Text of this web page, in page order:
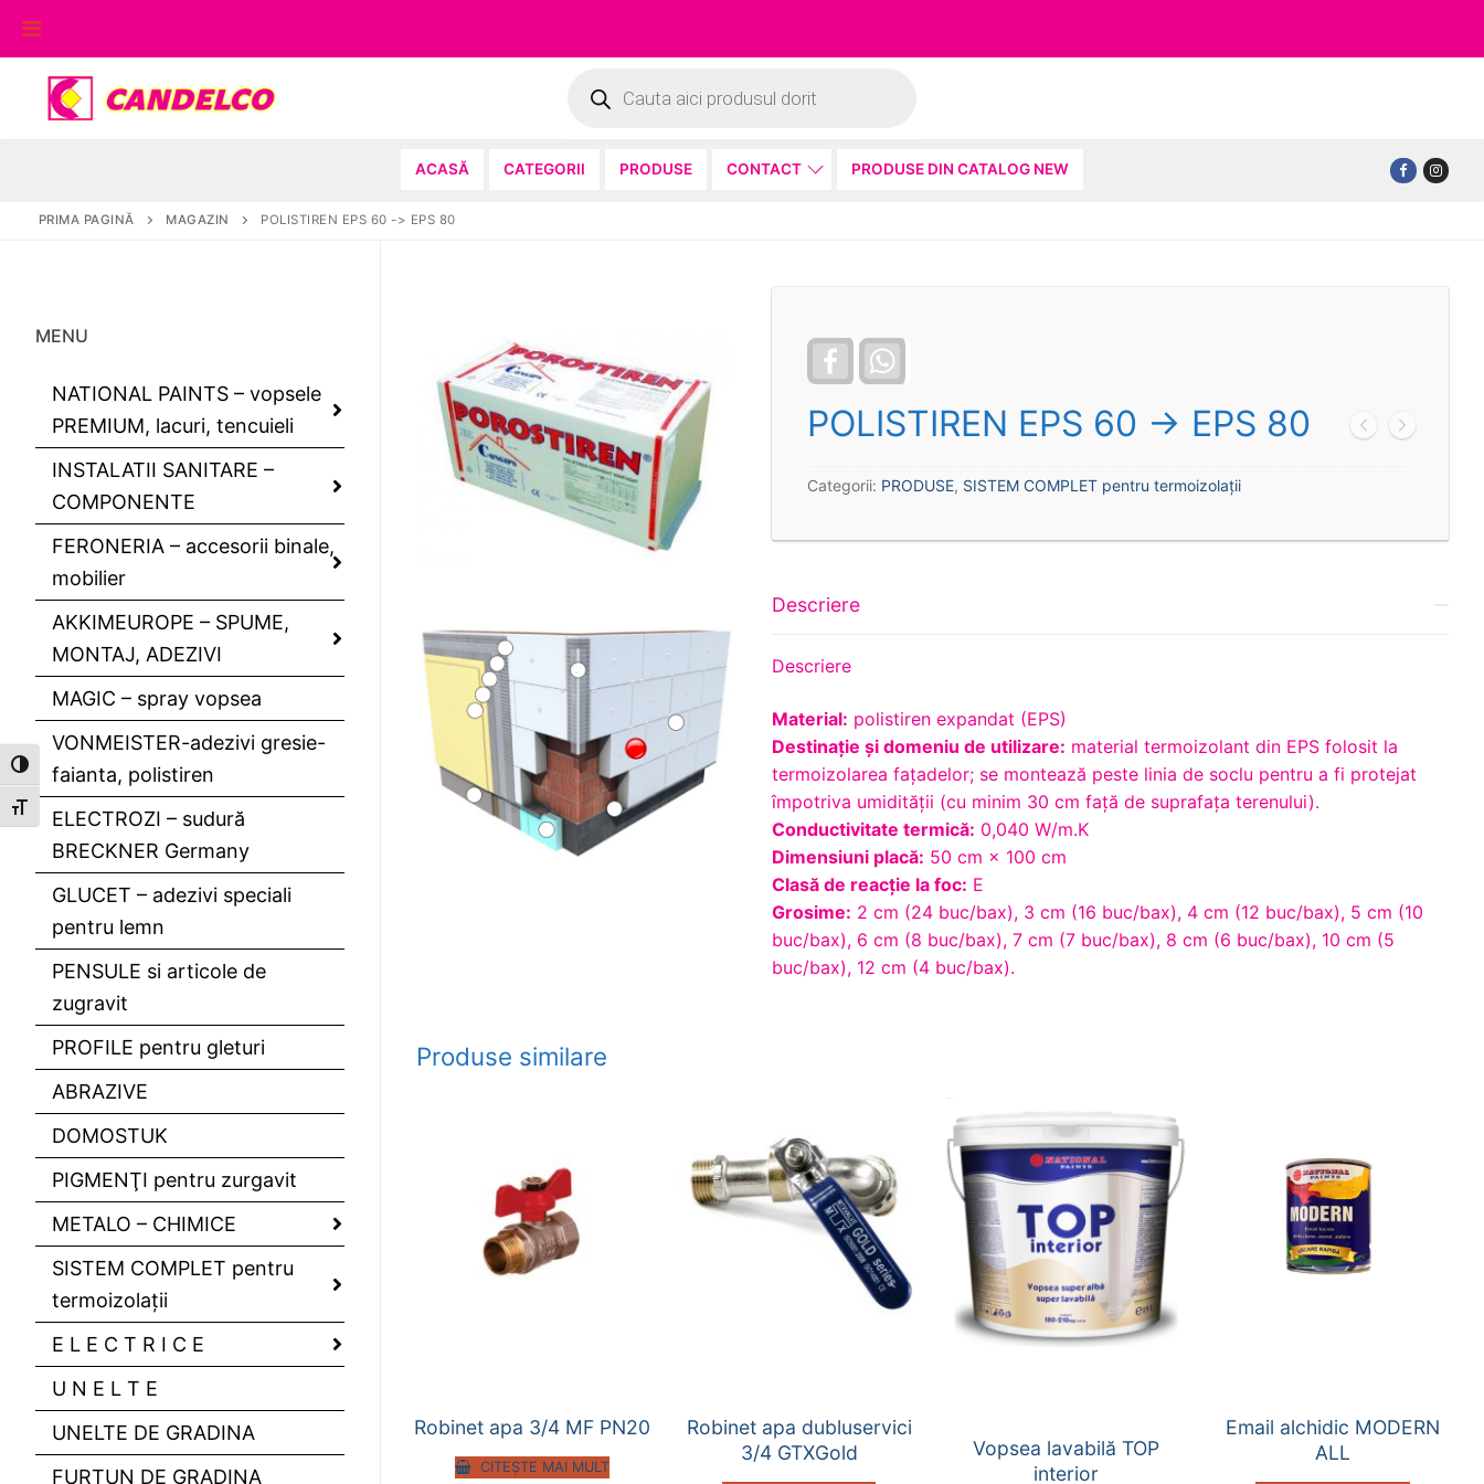
Toggle High Contrast
Toggle Font size
conținut
search
ACASĂ CATEGORII PRODUSE CONTACT PRODUSE DIN CATALOG NEW
PRIMA PAGINĂ MAGAZIN POLISTIREN EPS 60 -> EPS 80
Facebook
POLISTIREN EPS 60 -> EPS 80
Categorii: PRODUSE, SISTEM COMPLET pentru termoizolaţii
Descriere
Descriere
Material: polistiren expandat (EPS)
Destinaţie şi domeniu de utilizare: material termoizolant din EPS folosit la
termoizolarea faţadelor; se montează peste linia de soclu pentru a fi protejat
împotriva umidităţii (cu minim 30 cm faţă de suprafaţa terenului).
Conductivitate termică: 0,040 W/m.K
Dimensiuni placă: 50 cm × 100 cm
Clasă de reacţie la foc: E
Grosime: 2 cm (24 buc/bax), 3 cm (16 buc/bax), 4 cm (12 buc/bax), 5 cm (10
buc/bax), 6 cm (8 buc/bax), 7 cm (7 buc/bax), 8 cm (6 buc/bax), 10 cm (5
buc/bax), 12 cm (4 buc/bax).
Produse similare
Robinet apa 3/4 MF PN20
CITEȘTE MAI MULT
Robinet apa dubluservici
3/4 GTXGold
Vopsea lavabilă TOP
interior
Email alchidic MODERN
ALL
MENU
NATIONAL PAINTS – vopsele
PREMIUM, lacuri, tencuieli
INSTALATII SANITARE –
COMPONENTE
FERONERIA – accesorii binale,
mobilier
AKKIMEUROPE – SPUME,
MONTAJ, ADEZIVI
MAGIC – spray vopsea
VONMEISTER-adezivi gresie-
faianta, polistiren
ELECTROZI – sudură
BRECKNER Germany
GLUCET – adezivi speciali
pentru lemn
PENSULE si articole de
zugravit
PROFILE pentru gleturi
ABRAZIVE
DOMOSTUK
PIGMENŢI pentru zurgavit
METALO – CHIMICE
SISTEM COMPLET pentru
termoizolaţii
E L E C T R I C E
U N E L T E
UNELTE DE GRADINA
FURTUN DE GRADINA